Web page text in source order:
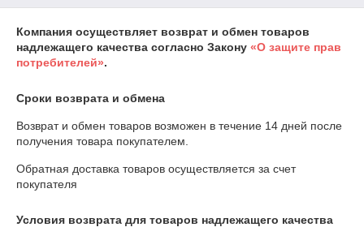
Компания осуществляет возврат и обмен товаров
надлежащего качества согласно Закону «О защите прав
потребителей».
Сроки возврата и обмена
Возврат и обмен товаров возможен в течение 14 дней после
получения товара покупателем.
Обратная доставка товаров осуществляется за счет
покупателя
Условия возврата для товаров надлежащего качества